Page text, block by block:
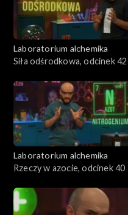
Laboratorium alchemika
Siła odśrodkowa, odcinek 42
Laboratorium alchemika
Rzeczy w azocie, odcinek 40